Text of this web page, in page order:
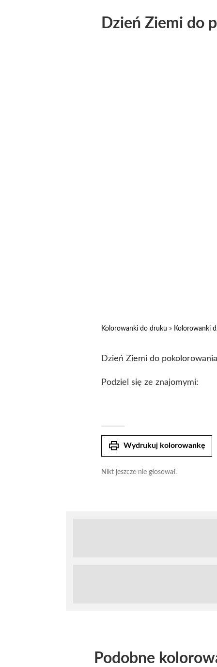
Dzień Ziemi do
Kolorowanki do druku » Kolorowanki
Dzień Ziemi do pokolorowania
Podziel się ze znajomymi:
print Wydrukuj kolorowankę
Nikt jeszcze nie głosował.
Podobne